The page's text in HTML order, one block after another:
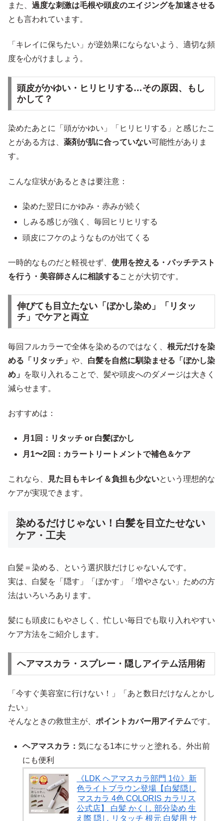
また、 過度な刺激は毛根や頭皮のエイジングを加速させる
とも言われています。
「キレイに保ちたい」が逆効果にならないよう、適切な頻
度を心がけましょう。
頭皮がかゆい・ヒリヒリする…その原因、もし
かして？
染めたあとに「頭がかゆい」「ヒリヒリする」と感じたこ
とがある方は、 薬剤が肌に合っていない可能性がありま
す。
こんな症状があるときは要注意：
染めた翌日にかゆみ・赤みが続く
しみる感じが強く、毎回ヒリヒリする
頭皮にフケのようなものが出てくる
一時的なものだと軽視せず、 使用を控える・パッチテスト
を行う・美容師さんに相談することが大切です。
伸びても目立たない「ぼかし染め」「リタッ
チ」でケアと両立
毎回フルカラーで全体を染めるのではなく、 根元だけを染
める「リタッチ」 や、 白髪を自然に馴染ませる「ぼかし染
め」 を取り入れることで、髪や頭皮へのダメージは大きく
減らせます。
おすすめは：
月1回：リタッチ or 白髪ぼかし
月1〜2回：カラートリートメントで補色＆ケア
これなら、 見た目もキレイ＆負担も少ないという理想的な
ケアが実現できます。
染めるだけじゃない！白髪を目立たせない
ケア・工夫
白髪＝染める、という選択肢だけじゃないんです。
実は、白髪を「隠す」「ぼかす」「増やさない」ための方
法はいろいろあります。
髪にも頭皮にもやさしく、忙しい毎日でも取り入れやすい
ケア方法をご紹介します。
ヘアマスカラ・スプレー・隠しアイテム活用術
「今すぐ美容室に行けない！」「あと数日だけなんとかし
たい」
そんなときの救世主が、 ポイントカバー用アイテムです。
ヘアマスカラ：気になる1本にサッと塗れる。外出前
にも便利
《LDK ヘアマスカラ部門 1位》新
色ライトブラウン登場【白髪隠し
マスカラ 4色 COLORIS カラリス
公式店】 白髪 かくし 部分染め 生
え際 隠し リタッチ 根元 白髪用 サ